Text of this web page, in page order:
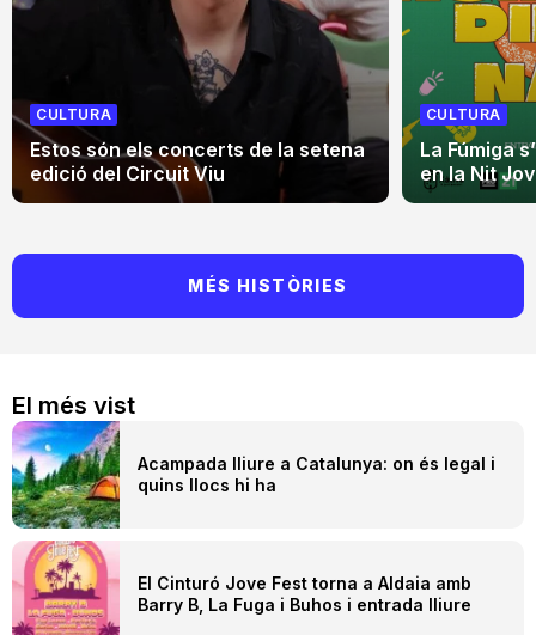
El més vist
Acampada lliure a Catalunya: on és legal i
quins llocs hi ha
El Cinturó Jove Fest torna a Aldaia amb
Barry B, La Fuga i Buhos i entrada lliure
CULTURA
Estos són els concerts de la setena
edició del Circuit Viu
CULTURA
La Fúmiga
en la Nit
MÉS HISTÒRIES